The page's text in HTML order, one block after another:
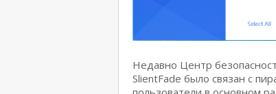
Недавно Центр
SlientFade было связан с